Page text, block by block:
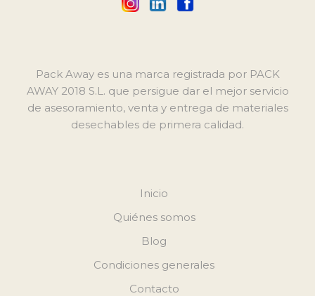
Pack Away es una marca registrada por PACK
AWAY 2018 S.L. que persigue dar el mejor servicio
de asesoramiento, venta y entrega de materiales
desechables de primera calidad.
Inicio
Quiénes somos
Blog
Condiciones generales
Contacto